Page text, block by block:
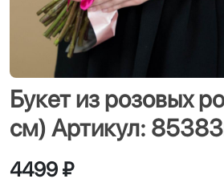
Букет из розовых
см) Артикул:
4499 ₽